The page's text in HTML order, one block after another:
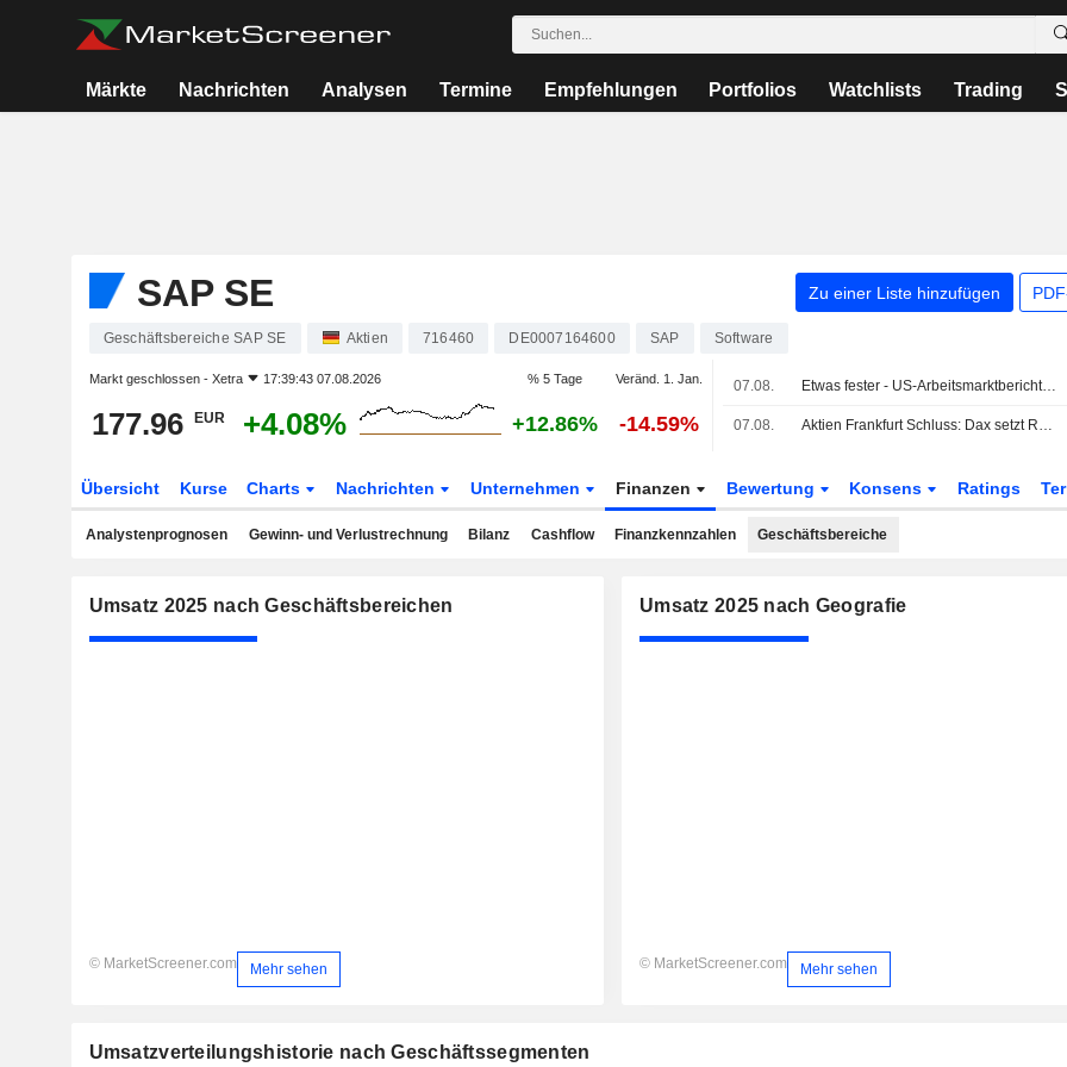
Märkte Nachrichten Analysen Termine Empfehlungen Portfolios Watchlists Trading
SAP SE Zu einer Liste hinzufügen
Geschäftsbereiche SAP SE Aktien 716460 DE0007164600 SAP Software
Markt geschlossen - Xetra 17:39:43 07.08.2026 % 5 Tage Veränd. 1. Jan.
177.96 EUR +4.08% +12.86% -14.59%
07.08. Etwas fester - US-Arbeitsmarktbericht lindert Zinssorgen
07.08. Aktien Frankfurt Schluss: Dax setzt Rekordrally nach US-Jobbericht fort
Übersicht Kurse Charts Nachrichten Unternehmen Finanzen Bewertung Konsens Ratings
Analystenprognosen Gewinn- und Verlustrechnung Bilanz Cashflow Finanzkennzahlen Geschäftsbereiche
Umsatz 2025 nach Geschäftsbereichen
© MarketScreener.com Mehr sehen
Umsatz 2025 nach Geografie
© MarketScreener.com Mehr sehen
Umsatzverteilungshistorie nach Geschäftssegmenten